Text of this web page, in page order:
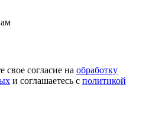
согласие на обработку
и соглашаетесь с политикой